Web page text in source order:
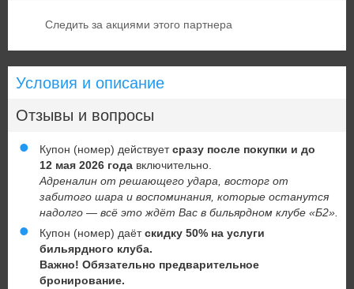
Следить за акциями этого партнера
Условия и описание
Отзывы и вопросы
Купон (номер) действуетсразу после покупки и до
12 мая 2026 года включительно.
Адреналин от решающего удара, восторг от
забитого шара и воспоминания, которые останутся
надолго — всё это ждёт Вас в бильярдном клубе «Б2».
Купон (номер) даётскидку 50% на услуги
бильярдного клуба.
Важно! Обязательно предварительное
бронирование.